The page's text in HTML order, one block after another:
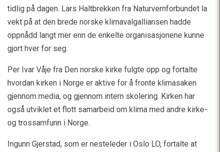
tidlig på dagen. Lars Haltbrekken fra Naturvernforbundet la
vekt på at den brede norske klimavalgalliansen hadde
oppnådd langt mer enn de enkelte organisasjonene kunne
gjort hver for seg.
Per Ivar Våje fra Den norske kirke fulgte opp og fortalte
hvordan kirken i Norge er aktive for å fronte klimasaken
gjennom media, og gjennom intern skolering. Kirken har
også utviklet et flott samarbeid om klima med andre kirke-
og trossamfunn i Norge.
Ingunn Gjerstad, som er nesteleder i Oslo LO, fortalte at